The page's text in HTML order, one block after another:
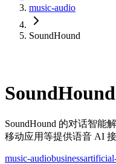
music-audio
SoundHound
SoundHound
SoundHound 的对话智能
移动应用等提供语音 AI
music-audiobusiness